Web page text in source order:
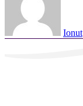
Ionut